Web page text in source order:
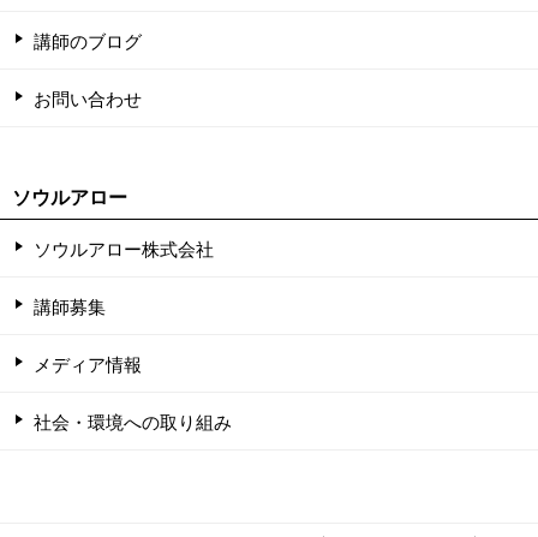
講師のブログ
お問い合わせ
ソウルアロー
ソウルアロー株式会社
講師募集
メディア情報
社会・環境への取り組み